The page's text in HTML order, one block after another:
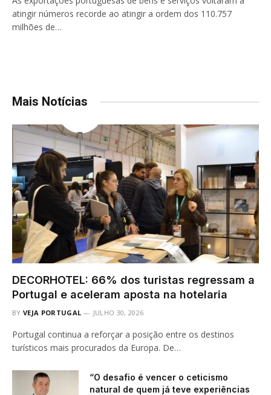
atingir números recorde ao atingir a ordem dos 110.757
milhões de…
Mais Notícias
DECORHOTEL: 66% dos turistas regressam a
Portugal e aceleram aposta na hotelaria
BY VEJA PORTUGAL JULHO 30, 2026
Portugal continua a reforçar a posição entre os destinos
turísticos mais procurados da Europa. De…
“O desafio é vencer o ceticismo
natural de quem já teve experiências